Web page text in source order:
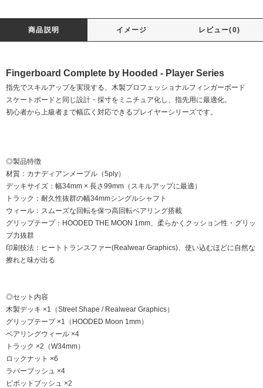
商品説明 イメージ レビュー(0)
Fingerboard Complete by Hooded - Player Series
指先でスキルアップを実現する、木製プロフェッショナルフィンガーボード
スケートボードと同じ設計・採寸をミニチュア化し、指先用に最適化。
初心者から上級者まで幅広く対応できるプレイヤーシリーズです。
◎製品特徴
材質：カナディアンメープル（5ply）
デッキサイズ：幅34mm × 長さ99mm（スキルアップに最適）
トラック：耐久性抜群の幅34mmシングルシャフト
ウィール：スムーズな回転を保つ高回転ベアリング搭載
グリップテープ：HOODED THE MOON 1mm、柔らかくクッション性・グリッ
プ力抜群
印刷技法：ヒートトランスファー(Realwear Graphics)、使い込むほどに自然な
擦れと味が出る
◎セット内容
木製デッキ ×1（Street Shape / Realwear Graphics）
グリップテープ ×1（HOODED Moon 1mm）
ベアリングウィール ×4
トラック ×2（W34mm）
ロックナット ×6
ラバーブッシュ ×4
ピボットブッシュ ×2